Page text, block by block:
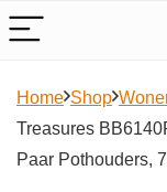
Home Shop
Treasures
Paar Pothouders,